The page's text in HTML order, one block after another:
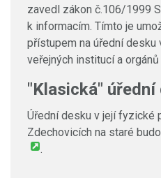
zavedl zákon č.106/1999
k informacím. Tímto je
přístupem na úřední desku
veřejných institucí a
"Klasická" úřední
Úřední desku v její fyzické
Zdechovicích na staré
.